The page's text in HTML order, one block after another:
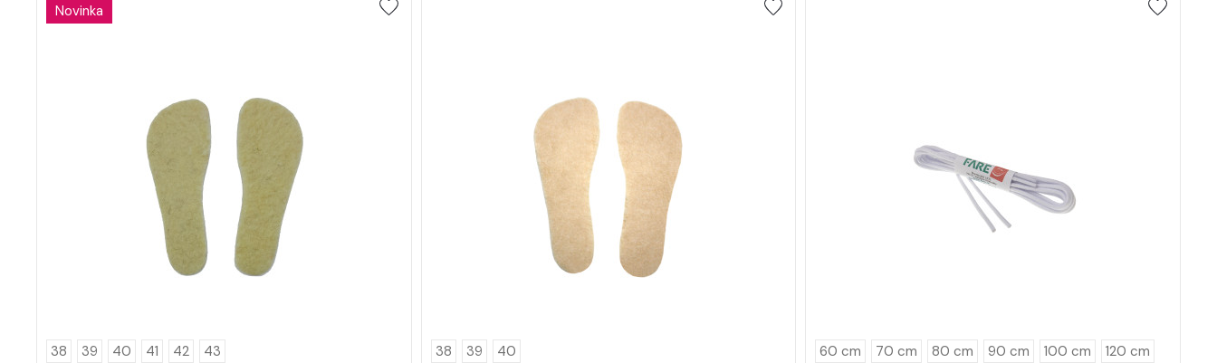
Novinka
38 39 40 41 42 43 38 39 40 60 cm 70 cm 80 cm 90 cm 100 cm 120 cm